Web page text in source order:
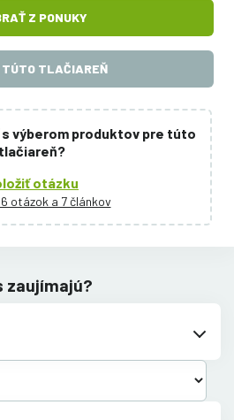
Z PONUKY
TÚTO TLAČIAREŇ
výberom produktov pre túto
tlačiareň?
otázku
otázok a 7 článkov
zaujímajú?